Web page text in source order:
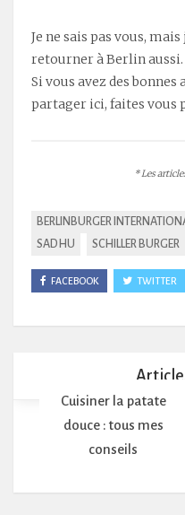
Je ne sais pas vous,
retourner à Berlin aussi.
Si vous avez des
partager ici, faites vous
* Les
BERLINBURGER
SADHU
SCHILLER BURGER
FACEBOOK TWITTER
Cuisiner la patate
douce : tous mes
conseils